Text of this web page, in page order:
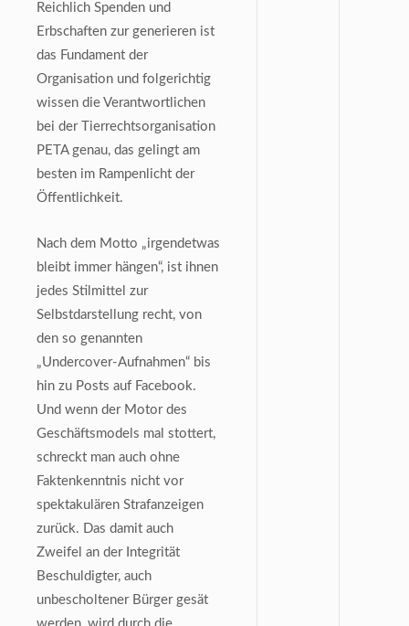
Reichlich Spenden und
Erbschaften zur generieren ist
das Fundament der
Organisation und folgerichtig
wissen die Verantwortlichen
bei der Tierrechtsorganisation
PETA genau, das gelingt am
besten im Rampenlicht der
Öffentlichkeit.
Nach dem Motto „irgendetwas
bleibt immer hängen“, ist ihnen
jedes Stilmittel zur
Selbstdarstellung recht, von
den so genannten
„Undercover-Aufnahmen“ bis
hin zu Posts auf Facebook.
Und wenn der Motor des
Geschäftsmodels mal stottert,
schreckt man auch ohne
Faktenkenntnis nicht vor
spektakulären Strafanzeigen
zurück. Das damit auch
Zweifel an der Integrität
Beschuldigter, auch
unbescholtener Bürger gesät